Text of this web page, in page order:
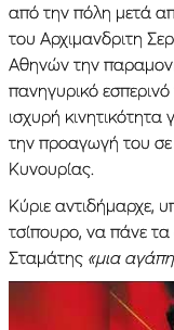
από την πόλη μετά
του Αρχιμανδριτη
Αθηνών την
πανηγυρικό
ισχυρή
την προαγωγή του σε
Κυνουρίας.
Κύριε αντιδήμαρχε,
τσίπουρο, να πάνε
Σταμάτης «μια